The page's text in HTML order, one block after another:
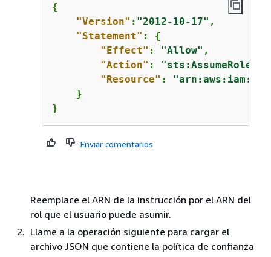
{
"Version" : "2012-10-17" ,
"Statement" : {
"Effect" : "Allow" ,
"Action" : "sts:AssumeRole"
"Resource" : "arn:aws:iam::
    }
}
Enviar comentarios
Reemplace el ARN de la instrucción por el ARN del
rol que el usuario puede asumir.
Llame a la operación siguiente para cargar el
archivo JSON que contiene la política de confianza